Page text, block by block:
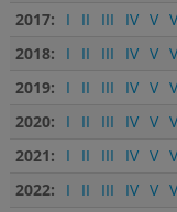
2017:
I II III IV V
2018:
I II III IV V
2019:
I II III IV V
2020:
I II III IV V
2021:
I II III IV V
2022:
I II III IV V